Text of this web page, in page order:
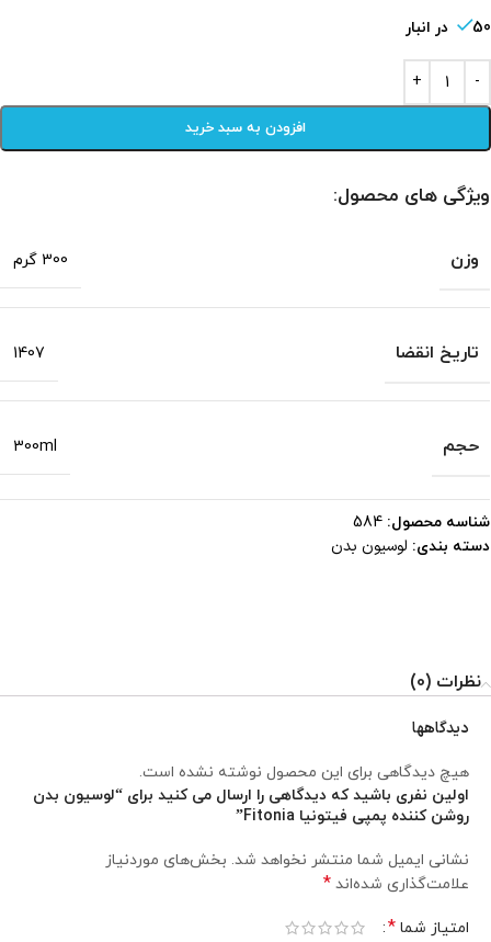
50 در انبار
افزودن به سبد خرید
ویژگی های محصول:
وزن 300 گرم
تاریخ انقضا 1407
حجم 300ml
شناسه محصول: 584
دسته بندی: لوسیون بدن
نظرات (0)
دیدگاهها
هیچ دیدگاهی برای این محصول نوشته نشده است.
اولین نفری باشید که دیدگاهی را ارسال می کنید برای “لوسیون بدن
روشن کننده پمپی فیتونیا Fitonia”
نشانی ایمیل شما منتشر نخواهد شد. بخش‌های موردنیاز
علامت‌گذاری شده‌اند *
امتیاز شما *